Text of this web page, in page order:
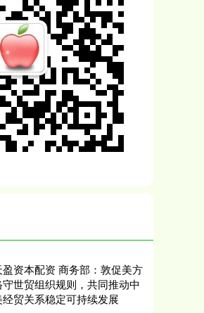
盈资本配资 商务部：敦促美方
守世贸组织规则，共同推动中
经贸关系稳定可持续发展